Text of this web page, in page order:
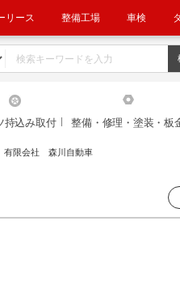
リース 整備工場 車検
持込み取付 整備・修理・塗装・板
有限会社 森川自動車